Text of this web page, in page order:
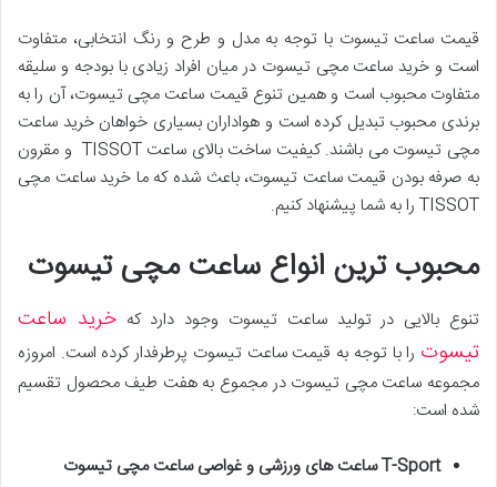
قیمت ساعت تیسوت با توجه به مدل و طرح و رنگ انتخابی، متفاوت
است و خرید ساعت مچی تیسوت در میان افراد زیادی با بودجه و سلیقه
متفاوت محبوب است و همین تنوع قیمت ساعت مچی تیسوت، آن را به
برندی محبوب تبدیل کرده است و هواداران بسیاری خواهان خرید ساعت
مچی تیسوت می باشند. کیفیت ساخت بالای ساعت TISSOT و مقرون
به صرفه بودن قیمت ساعت تیسوت، باعث شده که ما خرید ساعت مچی
TISSOT را به شما پیشنهاد کنیم.
محبوب ترین انواع ساعت مچی تیسوت
تنوع بالایی در تولید ساعت تیسوت وجود دارد کهخرید ساعت
تیسوت را با توجه به قیمت ساعت تیسوت پرطرفدار کرده است. امروزه
مجموعه ساعت مچی تیسوت در مجموع به هفت طیف محصول تقسیم
شده است:
T-Sportساعت های ورزشی و غواصی ساعت مچی تیسوت